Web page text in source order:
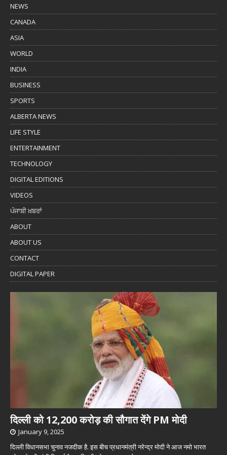
NEWS
CANADA
ASIA
WORLD
INDIA
BUSINESS
SPORTS
ALBERTA NEWS
LIFE STYLE
ENTERTAINMENT
TECHNOLOGY
DIGITAL EDITIONS
VIDEOS
ਪੰਜਾਬੀ ਖ਼ਬਰਾਂ
ABOUT
ABOUT US
CONTACT
DIGITAL PAPER
दिल्ली को 12,200 करोड़ की सौगात देंगे PM मोदी
January 9, 2025
दिल्ली विधानसभा चुनाव नजदीक है. इस बीच प्रधानमंत्री नरेन्द्र मोदी ने आज नमो भारत